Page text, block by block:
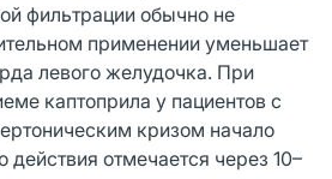
фильтрации обычно не
применении уменьшает
левого желудочка. При
каптоприла у пациентов с
кризом начало
действия отмечается через 10–